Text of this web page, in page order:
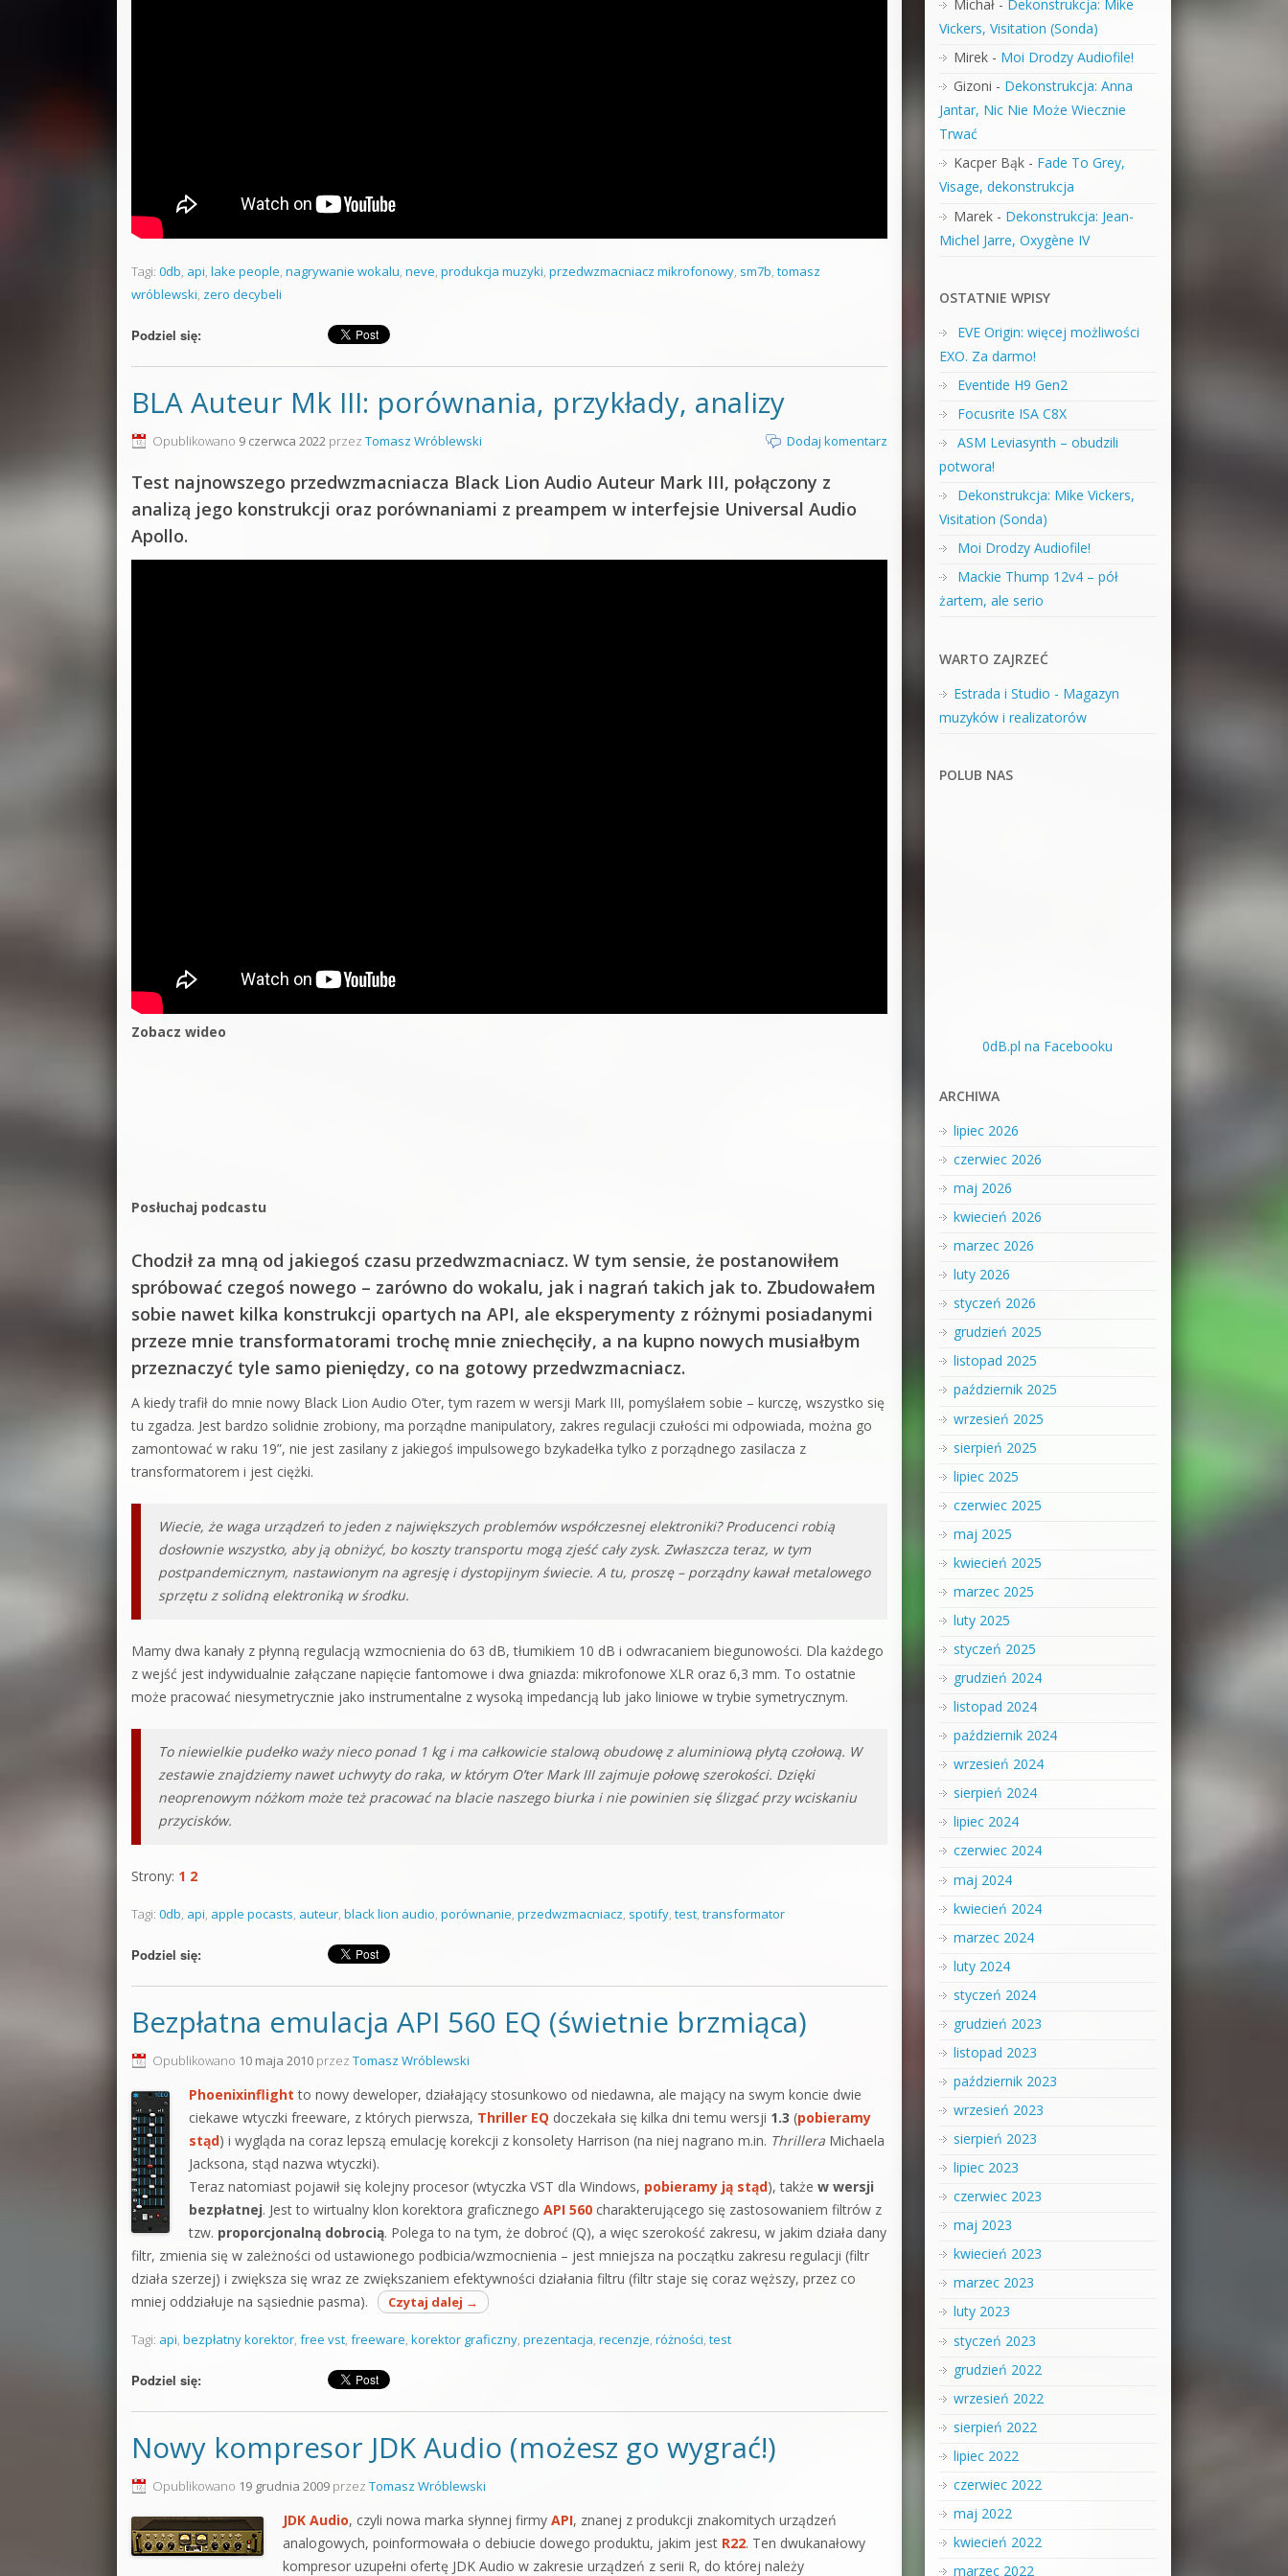
Tagi: 0db, api, lake people, nagrywanie wokalu, neve, produkcja muzyki, przedwzmacniacz mikrofonowy, sm7b, tomasz
wróblewski, zero decybeli
Podziel się:
BLA Auteur Mk III: porównania, przykłady, analizy
Opublikowano 9 czerwca 2022 przez Tomasz Wróblewski Dodaj komentarz
Test najnowszego przedwzmacniacza Black Lion Audio Auteur Mark III, połączony z
analizą jego konstrukcji oraz porównaniami z preampem w interfejsie Universal Audio
Apollo.
Zobacz wideo
Posłuchaj podcastu
Chodził za mną od jakiegoś czasu przedwzmacniacz. W tym sensie, że postanowiłem
spróbować czegoś nowego – zarówno do wokalu, jak i nagrań takich jak to. Zbudowałem
sobie nawet kilka konstrukcji opartych na API, ale eksperymenty z różnymi posiadanymi
przeze mnie transformatorami trochę mnie zniechęciły, a na kupno nowych musiałbym
przeznaczyć tyle samo pieniędzy, co na gotowy przedwzmacniacz.
A kiedy trafił do mnie nowy Black Lion Audio O’ter, tym razem w wersji Mark III, pomyślałem sobie – kurczę, wszystko się
tu zgadza. Jest bardzo solidnie zrobiony, ma porządne manipulatory, zakres regulacji czułości mi odpowiada, można go
zamontować w raku 19”, nie jest zasilany z jakiegoś impulsowego bzykadełka tylko z porządnego zasilacza z
transformatorem i jest ciężki.
Wiecie, że waga urządzeń to jeden z największych problemów współczesnej elektroniki? Producenci robią
dosłownie wszystko, aby ją obniżyć, bo koszty transportu mogą zjeść cały zysk. Zwłaszcza teraz, w tym
postpandemicznym, nastawionym na agresję i dystopijnym świecie. A tu, proszę – porządny kawał metalowego
sprzętu z solidną elektroniką w środku.
Mamy dwa kanały z płynną regulacją wzmocnienia do 63 dB, tłumikiem 10 dB i odwracaniem biegunowości. Dla każdego
z wejść jest indywidualnie załączane napięcie fantomowe i dwa gniazda: mikrofonowe XLR oraz 6,3 mm. To ostatnie
może pracować niesymetrycznie jako instrumentalne z wysoką impedancją lub jako liniowe w trybie symetrycznym.
To niewielkie pudełko waży nieco ponad 1 kg i ma całkowicie stalową obudowę z aluminiową płytą czołową. W
zestawie znajdziemy nawet uchwyty do raka, w którym O’ter Mark III zajmuje połowę szerokości. Dzięki
neoprenowym nóżkom może też pracować na blacie naszego biurka i nie powinien się ślizgać przy wciskaniu
przycisków.
Strony: 1 2
Tagi: 0db, api, apple pocasts, auteur, black lion audio, porównanie, przedwzmacniacz, spotify, test, transformator
Podziel się:
Bezpłatna emulacja API 560 EQ (świetnie brzmiąca)
Opublikowano 10 maja 2010 przez Tomasz Wróblewski
Phoenixinflight to nowy deweloper, działający stosunkowo od niedawna, ale mający na swym koncie dwie
ciekawe wtyczki freeware, z których pierwsza, Thriller EQ doczekała się kilka dni temu wersji 1.3 (pobieramy
stąd) i wygląda na coraz lepszą emulację korekcji z konsolety Harrison (na niej nagrano m.in. Thrillera Michaela
Jacksona, stąd nazwa wtyczki).
Teraz natomiast pojawił się kolejny procesor (wtyczka VST dla Windows, pobieramy ją stąd), także w wersji
bezpłatnej. Jest to wirtualny klon korektora graficznego API 560 charakterującego się zastosowaniem filtrów z
tzw. proporcjonalną dobrocią. Polega to na tym, że dobroć (Q), a więc szerokość zakresu, w jakim działa dany
filtr, zmienia się w zależności od ustawionego podbicia/wzmocnienia – jest mniejsza na początku zakresu regulacji (filtr
działa szerzej) i zwiększa się wraz ze zwiększaniem efektywności działania filtru (filtr staje się coraz węższy, przez co
mniej oddziałuje na sąsiednie pasma).
Czytaj dalej →
Tagi: api, bezpłatny korektor, free vst, freeware, korektor graficzny, prezentacja, recenzje, różności, test
Podziel się:
Nowy kompresor JDK Audio (możesz go wygrać!)
Opublikowano 19 grudnia 2009 przez Tomasz Wróblewski
JDK Audio, czyli nowa marka słynnej firmy API, znanej z produkcji znakomitych urządzeń
analogowych, poinformowała o debiucie dowego produktu, jakim jest R22. Ten dwukanałowy
kompresor uzupełni ofertę JDK Audio w zakresie urządzeń z serii R, do której należy
Michał- Dekonstrukcja: Mike
Vickers, Visitation (Sonda)
Mirek- Moi Drodzy Audiofile!
Gizoni - Dekonstrukcja: Anna
Jantar, Nic Nie Może Wiecznie
Trwać
Kacper Bąk- Fade To Grey,
Visage, dekonstrukcja
Marek- Dekonstrukcja: Jean-
Michel Jarre, Oxygène IV
OSTATNIE WPISY
EVE Origin: więcej możliwości
EXO. Za darmo!
Eventide H9 Gen2
Focusrite ISA C8X
ASM Leviasynth – obudzili
potwora!
Dekonstrukcja: Mike Vickers,
Visitation (Sonda)
Moi Drodzy Audiofile!
Mackie Thump 12v4 – pół
żartem, ale serio
WARTO ZAJRZEĆ
Estrada i Studio - Magazyn
muzyków i realizatorów
POLUB NAS
0dB.pl na Facebooku
ARCHIWA
lipiec 2026
czerwiec 2026
maj 2026
kwiecień 2026
marzec 2026
luty 2026
styczeń 2026
grudzień 2025
listopad 2025
październik 2025
wrzesień 2025
sierpień 2025
lipiec 2025
czerwiec 2025
maj 2025
kwiecień 2025
marzec 2025
luty 2025
styczeń 2025
grudzień 2024
listopad 2024
październik 2024
wrzesień 2024
sierpień 2024
lipiec 2024
czerwiec 2024
maj 2024
kwiecień 2024
marzec 2024
luty 2024
styczeń 2024
grudzień 2023
listopad 2023
październik 2023
wrzesień 2023
sierpień 2023
lipiec 2023
czerwiec 2023
maj 2023
kwiecień 2023
marzec 2023
luty 2023
styczeń 2023
grudzień 2022
wrzesień 2022
sierpień 2022
lipiec 2022
czerwiec 2022
maj 2022
kwiecień 2022
marzec 2022